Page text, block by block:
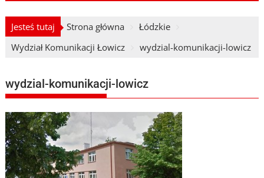
Jesteś tutaj Strona główna
Łódzkie
Wydział Komunikacji Łowicz
wydzial-komunikacji-lowicz
wydzial-komunikacji-lowicz